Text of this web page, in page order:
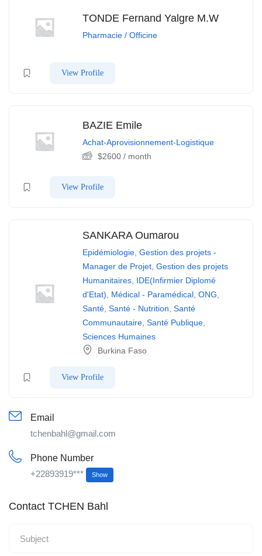
TONDE Fernand Yalgre M.W
Pharmacie / Officine
View Profile
BAZIE Emile
Achat-Aprovisionnement-Logistique
$2600 / month
View Profile
SANKARA Oumarou
Epidémiologie, Gestion des projets -
Manager de Projet, Gestion des projets
Humanitaires, IDE(Infirmier Diplomé
d'Etat), Médical - Paramédical, ONG,
Santé, Santé - Nutrition, Santé
Communautaire, Santé Publique,
Sciences Humaines
Burkina Faso
View Profile
Email
tchenbahl@gmail.com
Phone Number
+22893919***
Show
Contact TCHEN Bahl